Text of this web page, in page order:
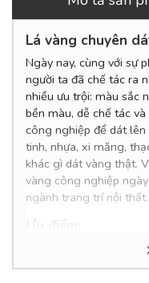
Lá vàng chuyên
Ngày nay, cùng với sự
người ta đã chế tác ra
nhiều ưu trội: màu sắc
bền màu, dễ chế tác
công nghiệp để dát
tinh, nhựa, xi măng,
khác gì dát vàng thật.
vàng công nghiệp
ngành trang trí nội thất.
Ưu điểm: